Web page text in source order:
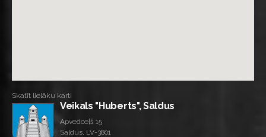
Skatīt lielāku karti
Veikals "Huberts", Saldus
Apvedceļš 15
Saldus, LV-3801